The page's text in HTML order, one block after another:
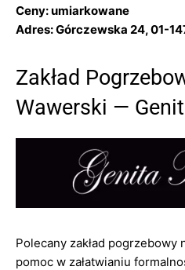
Ceny: umiarkowane
Adres: Górczewska 24, 01-
Zakład
Wawerski —
Polecany zakład
pomoc w załatwianiu